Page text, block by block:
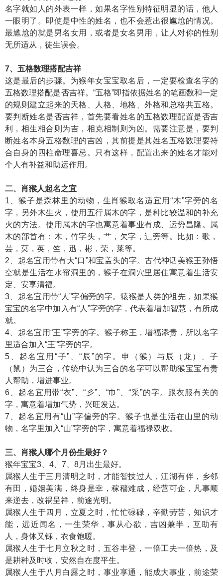
名字就如人的外表一样，如果名字性别特征明显的话，他人
一眼明了。即使是中性的姓名，也不会惹出很尴尬的情况。
最尴尬的就是男名女用，或者是女名男用，让人对你的性别
无所适从，徒生误会。
7、五格数理搭配吉祥
这是最后的步骤。为猴年女宝宝取名后，一定要检查名字的
五格数理搭配是否吉祥。“五格”即指依据姓名的笔画数和一定
的规则建立起来的天格、人格、地格、外格和总格共五格。
要判断姓名是否吉祥，首先要看姓名的五格数理配置是否吉
利，相生相合则为吉，相克相制则为凶。需要注意是，要判
断姓名本身五格数理的吉凶，其前提是其姓名五格数理要符
合自身的四柱命理喜忌。只有这样，配置出来的姓名才能对
个人有补益和助运作用。
二、肖猴人起名之宜
1、猴子是森林里的动物，生肖猴取名适宜用“木”字旁的名
字，另外木生火，使用五行属木的字，是种比较温和的补充
火的方法。使用属木的字也寓意着事业有成、运势昌隆。属
木的部首有：木，竹字头，艹，欠字，辶旁等。比如：歌，
芸，莫，英，竺，迅，彬，荣，莱等。
2、起名宜用带有大“口”和宝盖头的字。古代神话美猴王孙悟
空就是生活在水帘洞里的，猴子在洞穴里居住寓意着生活安
定、安享清福。
3、起名宜用带“人”字偏旁的字。猿猴是人类的祖先，如果猴
宝宝的名字中加入有“人”字旁的字，代表着增加智慧，有所成
就。
4、起名宜用“王”字旁的字。猴子称王，增福添贵，所以名字
里适合加入“王”字旁的字。
5、起名宜用“子”、“辰”的字。申（猴）与辰（龙）、子
（鼠）为三合，传统中认为三合的名字可以帮助猴宝宝有贵
人帮助，增进事业。
6、起名宜用带“衣”、“彡”、“巾”、“采”的字。跟衣服有关的
字，寓意着增加气势，兴旺发达。
7、起名宜用有“山”字偏旁的字。猴子也是生活在山里的动
物，名字里加入“山”字旁的字，寓意着福禄双收。
三、肖猴人哪个月份生最好？
猴年宝宝3、4、7、8月出生最好。
属猴人生于三月清明之时，才能智技过人，江湖有伴，乡邻
有田，婚姻美满，终身是幸，稼穑难成，经营可企，凡事顺
来逆去，改祸呈祥，前途光明。
属猴人生于四月，立夏之时，忙忙碌碌，辛勤劳苦，知识才
能，远近闻名，一生荣华，事从心欲，吉凶兼半，互助有
人，身体又铄，衣食饱暖。
属猴人生于七月立秋之时，五谷丰登，一倍工夫一倍热，及
是耕种及时收，安然自在度平生。
属猴人生于八月白露之时，事业享通，能成大事业，前途荣